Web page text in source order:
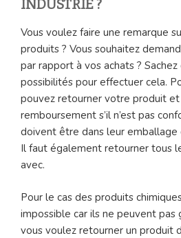
INDUSTRIE ?
Vous voulez faire une remarque
produits ? Vous souhaitez
par rapport à vos achats ? Sachez
possibilités pour effectuer cela.
pouvez retourner votre produit et
remboursement s’il n’est pas
doivent être dans leur emballage
Il faut également retourner tous
avec.
Pour le cas des produits
impossible car ils ne peuvent pas
vous voulez retourner un produit